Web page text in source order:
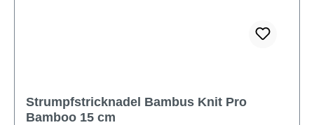
Strumpfstricknadel Bambus Knit Pro
Bamboo 15 cm